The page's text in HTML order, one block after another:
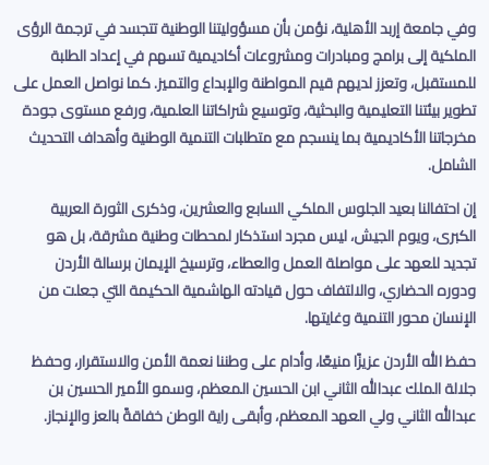
وفي جامعة إربد الأهلية، نؤمن بأن مسؤوليتنا الوطنية تتجسد في ترجمة الرؤى
الملكية إلى برامج ومبادرات ومشروعات أكاديمية تسهم في إعداد الطلبة
للمستقبل، وتعزز لديهم قيم المواطنة والإبداع والتميز. كما نواصل العمل على
تطوير بيئتنا التعليمية والبحثية، وتوسيع شراكاتنا العلمية، ورفع مستوى جودة
مخرجاتنا الأكاديمية بما ينسجم مع متطلبات التنمية الوطنية وأهداف التحديث
الشامل.
إن احتفالنا بعيد الجلوس الملكي السابع والعشرين، وذكرى الثورة العربية
الكبرى، ويوم الجيش، ليس مجرد استذكار لمحطات وطنية مشرقة، بل هو
تجديد للعهد على مواصلة العمل والعطاء، وترسيخ الإيمان برسالة الأردن
ودوره الحضاري، والالتفاف حول قيادته الهاشمية الحكيمة التي جعلت من
الإنسان محور التنمية وغايتها.
حفظ الله الأردن عزيزًا منيعًا، وأدام على وطننا نعمة الأمن والاستقرار، وحفظ
جلالة الملك عبدالله الثاني ابن الحسين المعظم، وسمو الأمير الحسين بن
عبدالله الثاني ولي العهد المعظم، وأبقى راية الوطن خفاقةً بالعز والإنجاز.